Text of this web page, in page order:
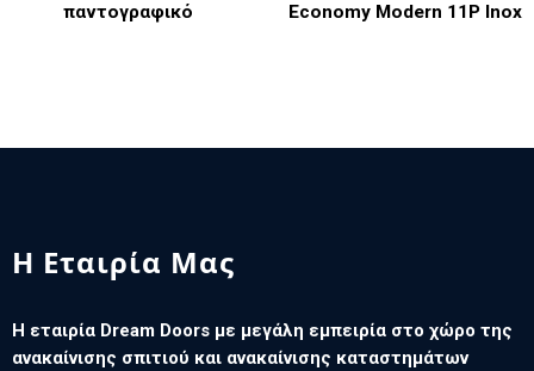
παντογραφικό
Economy Modern 11P Inox
Η Εταιρία Μας
Η εταιρία Dream Doors με μεγάλη εμπειρία στο χώρο της
ανακαίνισης σπιτιού και ανακαίνισης καταστημάτων